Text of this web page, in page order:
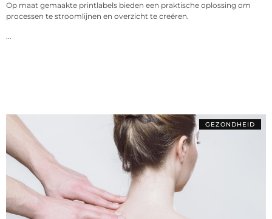
Op maat gemaakte printlabels bieden een praktische oplossing om
processen te stroomlijnen en overzicht te creëren.
GEZONDHEID